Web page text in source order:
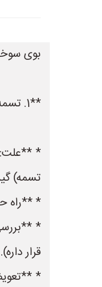
بوی
**1. تسمه (پروانه) موتور:**
*
تسمه)
* **راه
*
قرار
*